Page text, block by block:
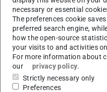
Doppelprojektion wird
Möglichkeiten der Nutzung
einen Versuch per Kamera
Bild eines PC-basierten
Großbildprojektion
Meßcomputers kann auch
Bild eines Meßgeräts
necessary or essential
The preferences cookie
preferred search engine,
how the open-source
your visits to and activities
For more information about
our
privacy policy.
Strictly necessary only
Preferences